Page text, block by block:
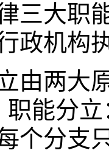
三大职
政机构
由两大
职能分
个分支